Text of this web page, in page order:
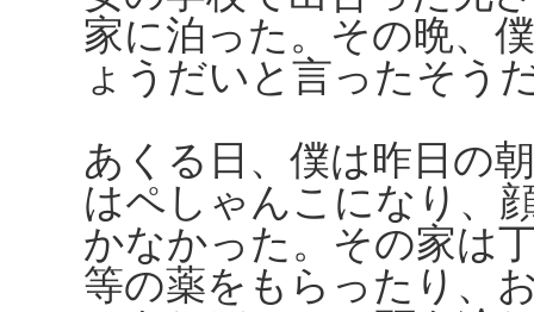
家に泊った。その晩、
ょうだいと言ったそう
あくる日、僕は昨日の
はペしゃんこになり、
かなかった。その家は
等の薬をもらったり、